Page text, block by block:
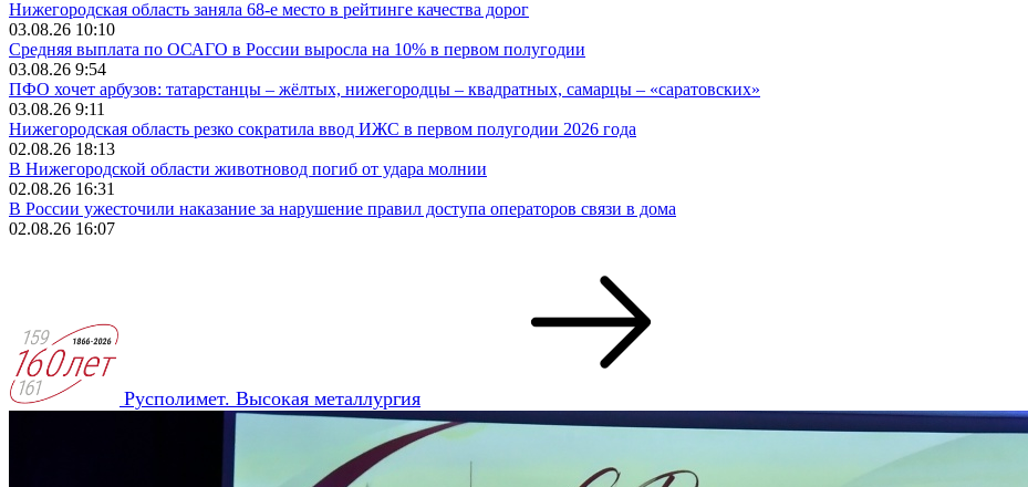
Нижегородская область заняла 68-е место в рейтинге качества дорог
03.08.26 10:10
Средняя выплата по ОСАГО в России выросла на 10% в первом полугодии
03.08.26 9:54
ПФО хочет арбузов: татарстанцы – жёлтых, нижегородцы – квадратных, самарцы – «саратовских»
03.08.26 9:11
Нижегородская область резко сократила ввод ИЖС в первом полугодии 2026 года
02.08.26 18:13
В Нижегородской области животновод погиб от удара молнии
02.08.26 16:31
В России ужесточили наказание за нарушение правил доступа операторов связи в дома
02.08.26 16:07
Русполимет. Высокая металлургия